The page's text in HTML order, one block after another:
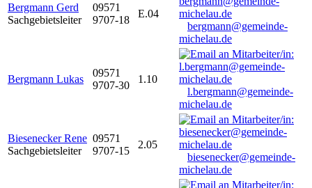
Bergmann Gerd
Sachgebietsleiter
09571
9707-18
E.04
bergmann@gemeinde-
michelau.de
Bergmann Lukas
09571
9707-30
1.10
l.bergmann@gemeinde-
michelau.de
Biesenecker Rene
Sachgebietsleiter
09571
9707-15
2.05
biesenecker@gemeinde-
michelau.de